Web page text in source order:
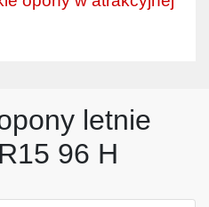
letnie
96 H